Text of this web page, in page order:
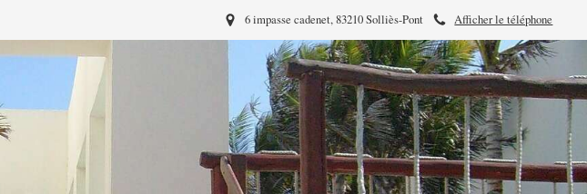
Afficher le téléphone
6 impasse cadenet, 83210 Solliès-Pont